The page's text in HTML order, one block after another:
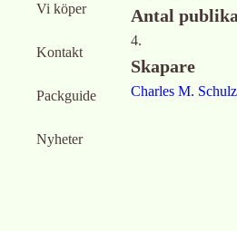
Vi köper
Kontakt
Packguide
Nyheter
Antal
4.
Skapare
Charles M. Schulz